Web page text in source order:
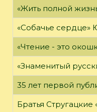
«Жить полной
«Собачье сердце»
«Чтение - это
«Знаменитый
35 лет первой
Братья